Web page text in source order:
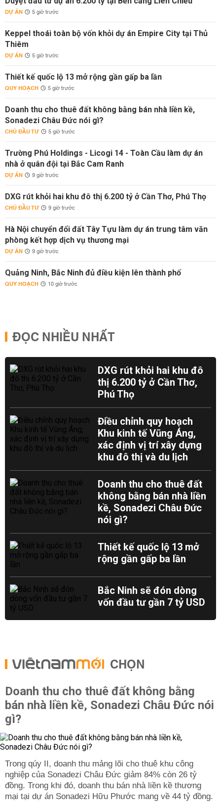
DỰ ÁN 5 giờ trước
Keppel thoái toàn bộ vốn khỏi dự án Empire City tại Thủ
Thiêm
DỰ ÁN 5 giờ trước
Thiết kế quốc lộ 13 mở rộng gần gấp ba lần
QUY HOẠCH 5 giờ trước
Doanh thu cho thuê đất không bằng bán nhà liền kề,
Sonadezi Châu Đức nói gì?
CHỦ ĐẦU TƯ 5 giờ trước
Trường Phú Holdings - Licogi 14 - Toàn Cầu làm dự án
nhà ở quân đội tại Bắc Cam Ranh
DỰ ÁN 9 giờ trước
DXG rút khỏi hai khu đô thị 6.200 tỷ ở Cần Thơ, Phú Thọ
CHỦ ĐẦU TƯ 9 giờ trước
Hà Nội chuyển đổi đất Tây Tựu làm dự án trung tâm văn
phòng kết hợp dịch vụ thương mại
DỰ ÁN 9 giờ trước
Quảng Ninh, Bắc Ninh đủ điều kiện lên thành phố
QUY HOẠCH 10 giờ trước
ĐỌC NHIỀU NHẤT
DXG rút khỏi hai khu đô
thị 6.200 tỷ ở Cần Thơ,
Phú Thọ
Điều chỉnh quy hoạch
Khu kinh tế Vũng Áng,
xác định vị trí xây dựng
khu đô thị và du lịch
Doanh thu cho thuê đất
không bằng bán nhà liền
kề, Sonadezi Châu Đức
nói gì?
Thiết kế quốc lộ 13 mở
rộng gần gấp ba lần
Bắc Ninh sẽ đón dòng
vốn đầu tư gần 7 tỷ USD
CHỌN
Doanh thu cho thuê đất không bằng
bán nhà liền kề, Sonadezi Châu Đức nói
gì?
Trong qúy II, doanh thu mảng lõi cho thuê khu công
nghiệp của Sonadezi Châu Đức giảm 84% còn 26 tỷ
đồng. Trong khi đó, doanh thu bán nhà liền kề thương
mại tại dự án Sonadezi Hữu Phước mang về 44 tỷ đồng.